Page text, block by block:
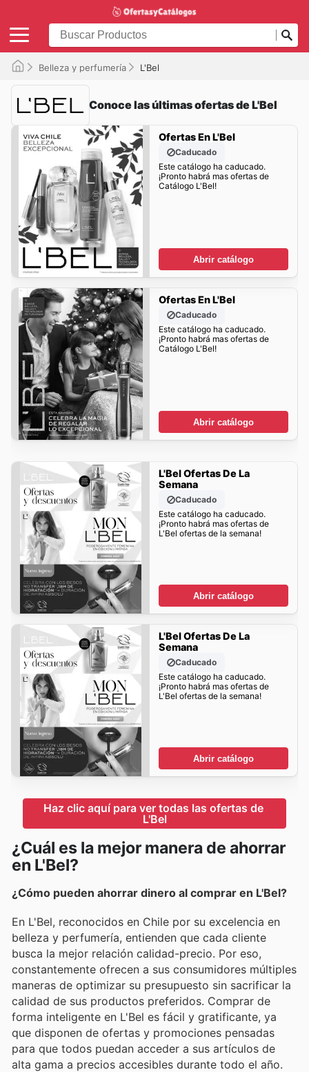
Belleza y perfumería L'Bel
Conoce las últimas ofertas de L'Bel
Ofertas En L'Bel
Caducado
Este catálogo ha caducado.
¡Pronto habrá mas ofertas de
Catálogo L'Bel!
Abrir catálogo
Ofertas En L'Bel
Caducado
Este catálogo ha caducado.
¡Pronto habrá mas ofertas de
Catálogo L'Bel!
Abrir catálogo
L'Bel Ofertas De La
Semana
Caducado
Este catálogo ha caducado.
¡Pronto habrá mas ofertas de
L'Bel ofertas de la semana!
Abrir catálogo
L'Bel Ofertas De La
Semana
Caducado
Este catálogo ha caducado.
¡Pronto habrá mas ofertas de
L'Bel ofertas de la semana!
Abrir catálogo
Haz clic aquí para ver todas las ofertas de
L'Bel
¿Cuál es la mejor manera de ahorrar
en L'Bel?
¿Cómo pueden ahorrar dinero al comprar en L'Bel?
En L'Bel, reconocidos en Chile por su excelencia en
belleza y perfumería, entienden que cada cliente
busca la mejor relación calidad-precio. Por eso,
constantemente ofrecen a sus consumidores múltiples
maneras de optimizar su presupuesto sin sacrificar la
calidad de sus productos preferidos. Comprar de
forma inteligente en L'Bel es fácil y gratificante, ya
que disponen de ofertas y promociones pensadas
para que todos puedan acceder a sus artículos de
alta gama a precios accesibles durante todo el año.